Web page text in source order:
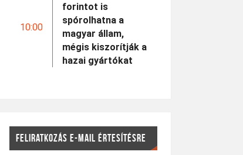
10:00
forintot is
spórolhatna a
magyar állam,
mégis kiszorítják a
hazai gyártókat
FELIRATKOZÁS E-MAIL ÉRTESÍTÉSRE